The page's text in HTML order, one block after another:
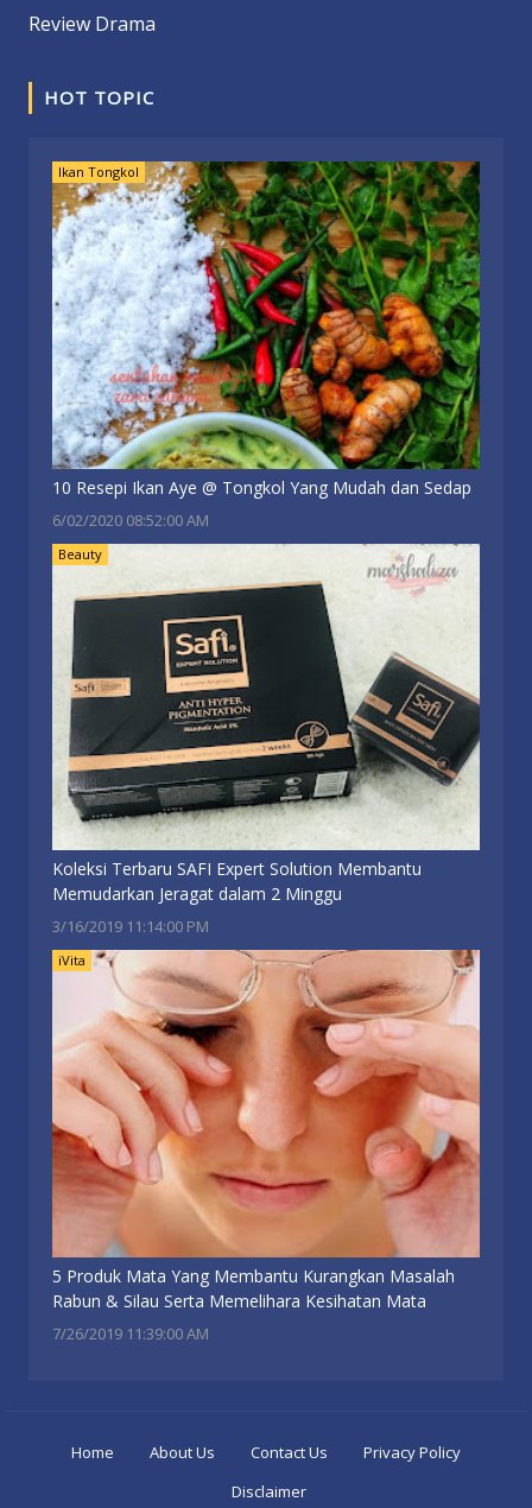
Review Drama
HOT TOPIC
Ikan Tongkol
10 Resepi Ikan Aye @ Tongkol Yang Mudah dan Sedap
6/02/2020 08:52:00 AM
Beauty
Koleksi Terbaru SAFI Expert Solution Membantu
Memudarkan Jeragat dalam 2 Minggu
3/16/2019 11:14:00 PM
iVita
5 Produk Mata Yang Membantu Kurangkan Masalah
Rabun & Silau Serta Memelihara Kesihatan Mata
7/26/2019 11:39:00 AM
Home About Us Contact Us
Privacy Policy
Disclaimer